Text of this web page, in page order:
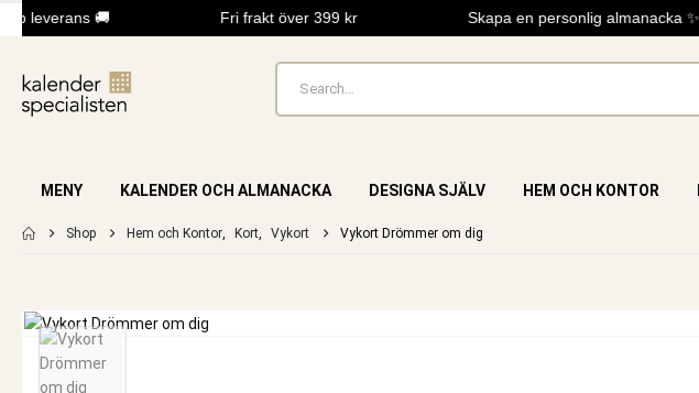
leverans 🚚 Fri frakt över 399 kr Skapa en personlig almanacka ✨
MENY KALENDER OCH ALMANACKA DESIGNA SJÄLV HEM OCH KONTOR
Shop Hem och Kontor, Kort, Vykort Vykort Drömmer om dig